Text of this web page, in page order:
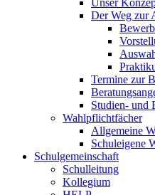
Unser
Der Weg zur
Termine zur
Studien- und
Wahlpflichtfächer
Allgemeine
Schuleigene
Schulgemeinschaft
Schulleitung
Kollegium